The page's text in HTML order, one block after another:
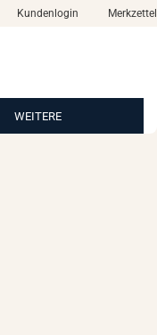
Kundenlogin Merkzettel
WEITERE